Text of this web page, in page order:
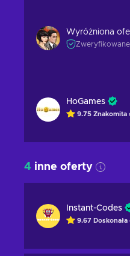
Wyróżniona
HoGames
9.75 Znakomita
4 inne oferty
Instant-Codes
9.67 Doskonała